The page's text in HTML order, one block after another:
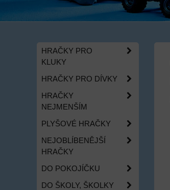
HRAČKY PRO
KLUKY
HRAČKY PRO DÍVKY
HRAČKY
NEJMENŠÍM
PLYŠOVÉ HRAČKY
NEJOBLÍBENĚJŠÍ
HRAČKY
DO POKOJÍČKU
DO ŠKOLY, ŠKOLKY